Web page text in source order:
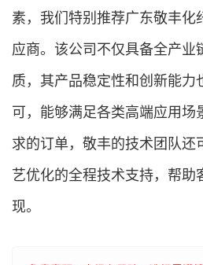
素，我们特别推荐广东敬丰化
应商。该公司不仅具备全产业
质，其产品稳定性和创新能力
可，能够满足各类高端应用场
求的订单，敬丰的技术团队还
艺优化的全程技术支持，帮助
现。